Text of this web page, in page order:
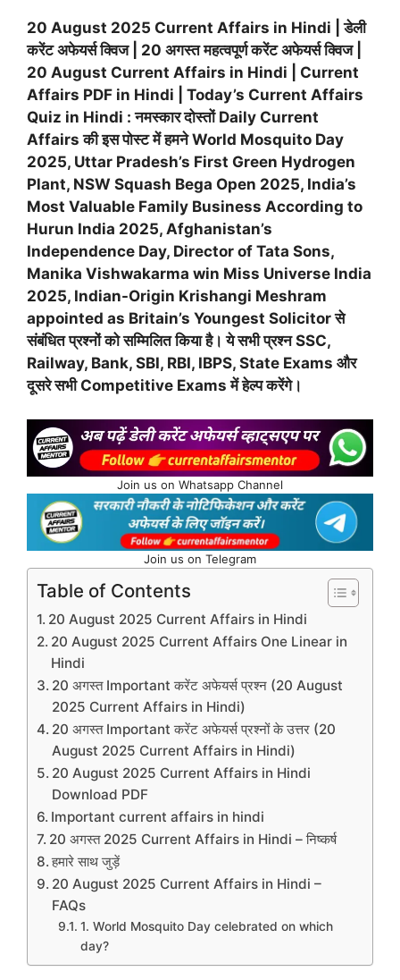
20 August 2025 Current Affairs in Hindi | डेली
करेंट अफेयर्स क्विज | 20 अगस्त महत्वपूर्ण करेंट अफेयर्स क्विज |
20 August Current Affairs in Hindi | Current
Affairs PDF in Hindi | Today’s Current Affairs
Quiz in Hindi : नमस्कार दोस्तों Daily Current
Affairs की इस पोस्ट में हमने World Mosquito Day
2025, Uttar Pradesh’s First Green Hydrogen
Plant, NSW Squash Bega Open 2025, India’s
Most Valuable Family Business According to
Hurun India 2025, Afghanistan’s
Independence Day, Director of Tata Sons,
Manika Vishwakarma win Miss Universe India
2025, Indian-Origin Krishangi Meshram
appointed as Britain’s Youngest Solicitor से
संबंधित प्रश्नों को सम्मिलित किया है। ये सभी प्रश्न SSC,
Railway, Bank, SBI, RBI, IBPS, State Exams और
दूसरे सभी Competitive Exams में हेल्प करेंगे।
Join us on Whatsapp Channel
Join us on Telegram
Table of Contents
20 August 2025 Current Affairs in Hindi
20 August 2025 Current Affairs One Linear in
Hindi
20 अगस्त Important करेंट अफेयर्स प्रश्न (20 August
2025 Current Affairs in Hindi)
20 अगस्त Important करेंट अफेयर्स प्रश्नों के उत्तर (20
August 2025 Current Affairs in Hindi)
20 August 2025 Current Affairs in Hindi
Download PDF
Important current affairs in hindi
20 अगस्त 2025 Current Affairs in Hindi – निष्कर्ष
हमारे साथ जुड़ें
20 August 2025 Current Affairs in Hindi –
FAQs
1. World Mosquito Day celebrated on which
day?